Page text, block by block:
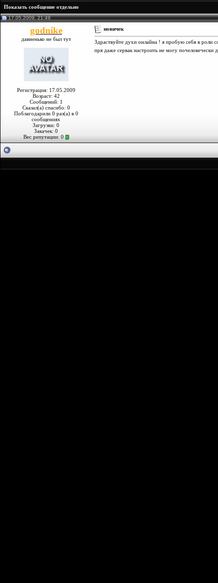
Показать сообщение отдельно
17.05.2009, 21:49
godnike
давненько не был тут
Регистрация: 17.05.2009
Возраст: 42
Сообщений: 1
Сказал(а) спасибо: 0
Поблагодарили 0 раз(а) в 0
сообщениях
Загрузки: 0
Закачек: 0
Вес репутации: 0
новичек
Здраствуйте духи онлайна ! я пробую себя в роли
пря даже сервак настроить не могу